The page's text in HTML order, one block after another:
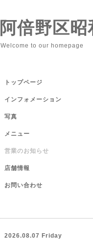
阿倍野区
Welcome to our homepage
トップページ
インフォメーション
写真
メニュー
営業のお知らせ
店舗情報
お問い合わせ
2026.08.07 Friday